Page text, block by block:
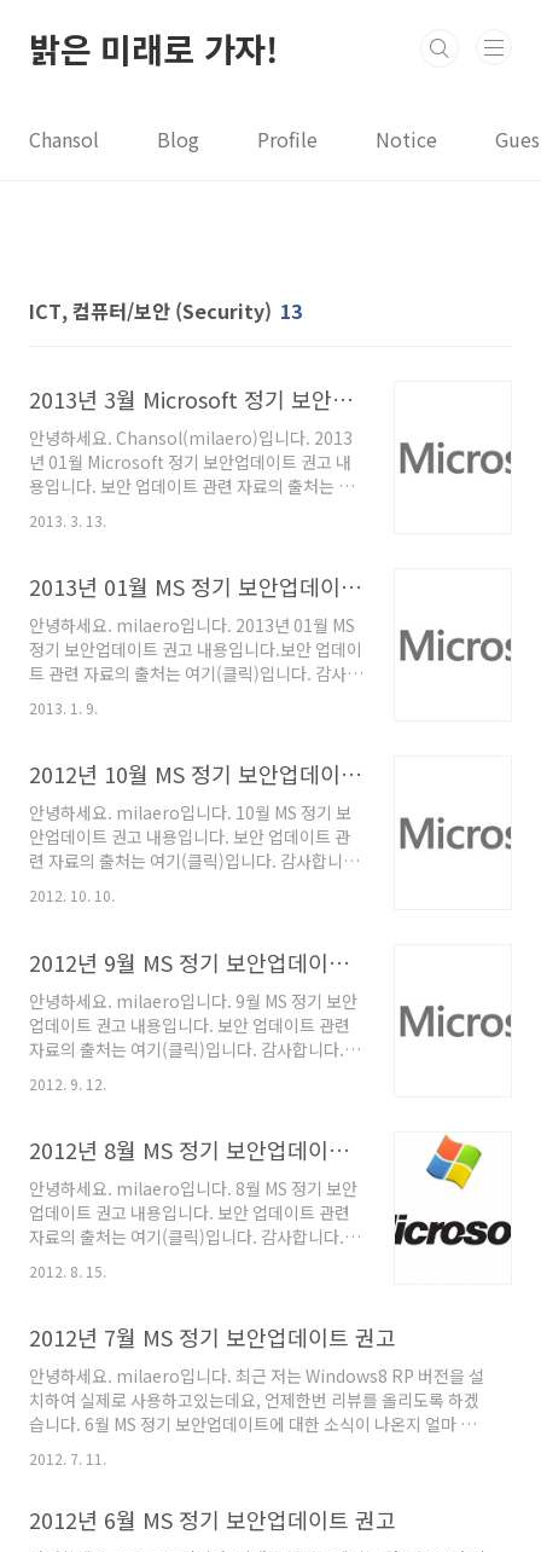
밝은 미래로 가자!
Chansol Blog Profile Notice
ICT, 컴퓨터/보안 (Security) 13
2013년 3월 Microsoft 정기 보안업데이트 안내
안녕하세요. Chansol(milaero)입니다. 2013
년 01월 Microsoft 정기 보안업데이트 권고 내
용입니다. 보안 업데이트 관련 자료의 출처는 여
기(클릭)와 여기(클릭)입니다. 감사합니다.
[MS13-021] Internet Explorer 누적 보안 업
대해 완전한 권한 획득 □ 설명 o 사용자가
된 웹페이지를 열람할 경우, 원격코드가 실행될
수 있는 취약점이 존재 o 관련취약점 : -
Internet Explorer OnResize Use After
Free 취약점 (CVE-2013-0087) - Internet
2013. 3. 13.
2013년 01월 MS 정기 보안업데이트 권고
안녕하세요. milaero입니다. 2013년 01월 MS
정기 보안업데이트 권고 내용입니다.보안 업데이
트 관련 자료의 출처는 여기(클릭)입니다. 감사합
니다. [MS13-001] Windows 인쇄 스풀러 구성
요소에서 발생하는 취약점으로 인한 원격코드 실
완전한 권한 획득설명인쇄 서버가 특수하게 조작
있는 취약점이 존재관련취약점 : - Windows 인
쇄 스풀러 구성 요소 취약점(CVE-2013-0011)
영향 : 원격코드 실행중요도 : 긴급 해당시스템영
향 받는 소프트웨어 - Windows 7 서비스 팩0, 1
2013. 1. 9.
2012년 10월 MS 정기 보안업데이트 권고
안녕하세요. milaero입니다. 10월 MS 정기 보
안업데이트 권고 내용입니다. 보안 업데이트 관
련 자료의 출처는 여기(클릭)입니다. 감사합니다.
[MS12-064] Microsoft Word 에서 발생하는
취약점으로 인한 원격코드 실행 문제□ 영향 o
획득□ 설명 o 사용자가 특수하게 조작된 RTF파
일을 열람하거나 미리 볼 경우, 원격코드가 실행
될 수 있는 취약점이 존재 o 관련취약점 : - Word
PAPX 섹션 손상 취약점(CVE-2012-0182) -
RTF 파일 listid Use-After-Free 취약점(CVE-
2012-2528) o 영향 : 원격코드 실행 o 중요도 :
2012. 10. 10.
2012년 9월 MS 정기 보안업데이트 권고
안녕하세요. milaero입니다. 9월 MS 정기 보안
업데이트 권고 내용입니다. 보안 업데이트 관련
자료의 출처는 여기(클릭)입니다. 감사합니다.
Foundation Server 에서 발생하는 취약점으로
스템에 대해 권한상승설명공격자가 특수하게 조
작된 전자메일 메시지의 링크를 클릭하거나 웹
페이지를 방문할 경우, 권한이 상승이 허용될 수
있는 취약점이 존재관련취약점 : - XSS 취약점
(CVE-2012-1892)영향 : 권한상승중요도 : 중요
해당시스템영향 받는 소프트웨어 - Microsoft
2012. 9. 12.
2012년 8월 MS 정기 보안업데이트 권고
안녕하세요. milaero입니다. 8월 MS 정기 보안
업데이트 권고 내용입니다. 보안 업데이트 관련
자료의 출처는 여기(클릭)입니다. 감사합니다.
데이트 □ 영향 o 공격자가 영향 받는 시스템에
Internet Explorer를 사용하여 특수하게 조작
된 웹 페이지를 열람할 경우, 원격코드가 실행될
수 있는 취약점이 존재 o 관련취약점 : - Layout
Memory Corruption Vulnerability - CVE-
2012-1526 - Asynchronous NULL Object
Access Remote Code Execution
2012. 8. 15.
2012년 7월 MS 정기 보안업데이트 권고
안녕하세요. milaero입니다. 최근 저는 Windows8 RP 버전을 설
치하여 실제로 사용하고있는데요, 언제한번 리뷰를 올리도록 하겠
습니다. 6월 MS 정기 보안업데이트에 대한 소식이 나온지 얼마 되
지 않은것 같은데.. 시간 참 빠르다는 생각이 드네요 ㅎㅎ;; 7월 MS
정기 보안업데이트 권고 내용입니다. 보안 업데이트 관련 자료의 출
XML Core Services 에서 발생하는 취약점으로 인한 원격코드 실
행 문제 □ 영향 o 공격자가 영향 받는 시스템에 대해 완전한 권한
2012. 7. 11.
2012년 6월 MS 정기 보안업데이트 권고